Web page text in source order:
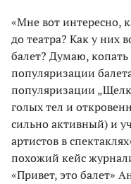
«Мне вот интересно,
до театра? Как у них
балет? Думаю,
популяризации
популяризации
голых тел и
сильно активный) и
артистов в
похожий кейс
«Привет, это балет»